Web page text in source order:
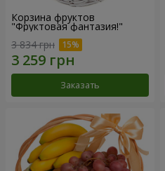
Корзина фруктов
"Фруктовая фантазия!"
3 834 грн
Заказать